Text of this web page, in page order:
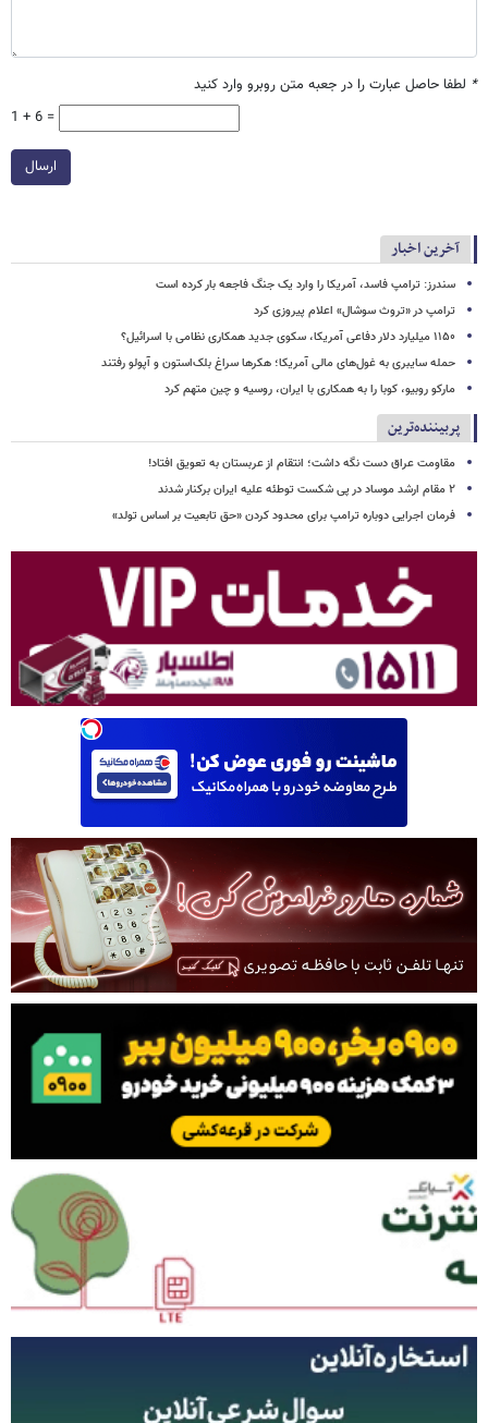
* لطفا حاصل عبارت را در جعبه متن روبرو وارد کنید
1 + 6 =
ارسال
آخرین اخبار
سندرز: ترامپ فاسد، آمریکا را وارد یک جنگ فاجعه بار کرده است
ترامپ در «تروث سوشال» اعلام پیروزی کرد
۱۱۵۰ میلیارد دلار دفاعی آمریکا، سکوی جدید همکاری نظامی با اسرائیل؟
حمله سایبری به غول‌های مالی آمریکا؛ هکرها سراغ بلک‌استون و آپولو رفتند
مارکو روبیو، کوبا را به همکاری با ایران، روسیه و چین متهم کرد
پربیننده‌ترین
مقاومت عراق دست نگه داشت؛ انتقام از عربستان به تعویق افتاد!
۲ مقام‌ ارشد موساد در پی شکست توطئه علیه ایران برکنار شدند
فرمان اجرایی دوباره ترامپ برای محدود کردن «حق تابعیت بر اساس تولد»